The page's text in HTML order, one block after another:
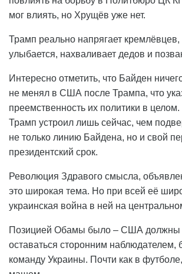
мог влиять, но Хрущёв уже нет.
Трамп реально напрягает кремлёвцев,
улыбается, нахваливает дедов и
Интересно отметить, что Байден
не менял в США после Трампа, что
преемственность их политики в
Трамп устроил лишь сейчас, чем
не только линию Байдена, но и свой
президентский срок.
Революция Здравого смысла,
это широкая тема. Но при всей её
украинская война в ней на
Позицией Обамы было – США должны
оставаться сторонним
команду Украины. Почти как в